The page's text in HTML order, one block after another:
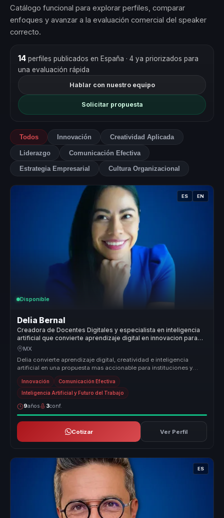
Catálogo funcional para explorar perfiles, comparar
enfoques y avanzar a la evaluación comercial del speaker
correcto.
14perfiles publicados en España · 4 ya priorizados para
una evaluación rápida
Hablar con nuestro equipo
Solicitar propuesta
Todos Innovación Creatividad Aplicada
Liderazgo Comunicación Efectiva
Estrategia Empresarial Cultura Organizacional
ES EN
Disponible
Delia Bernal
Creadora de Docentes Digitales y especialista en inteligencia
artificial que convierte aprendizaje digital en innovacion para
instituciones y equipos.
MX
Delia convierte aprendizaje digital, creatividad e inteligencia
artificial en una propuesta mas accionable para instituciones y
empresas ...
Innovación Comunicación Efectiva
Inteligencia Artificial y Futuro del Trabajo
9años 3conf.
Cotizar Ver Perfil
ES